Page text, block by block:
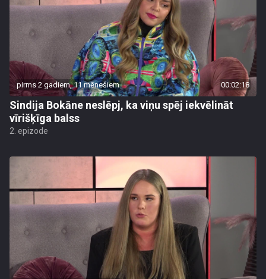
pirms 2 gadiem, 11 mēnešiem 00:02:18
Sindija Bokāne neslēpj, ka viņu spēj iekvēlināt
vīrišķīga balss
2. epizode